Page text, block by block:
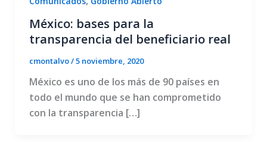
México: bases para la
transparencia del beneficiario real
cmontalvo/5 noviembre, 2020
México es uno de los más de 90 países en
todo el mundo que se han comprometido
con la transparencia […]